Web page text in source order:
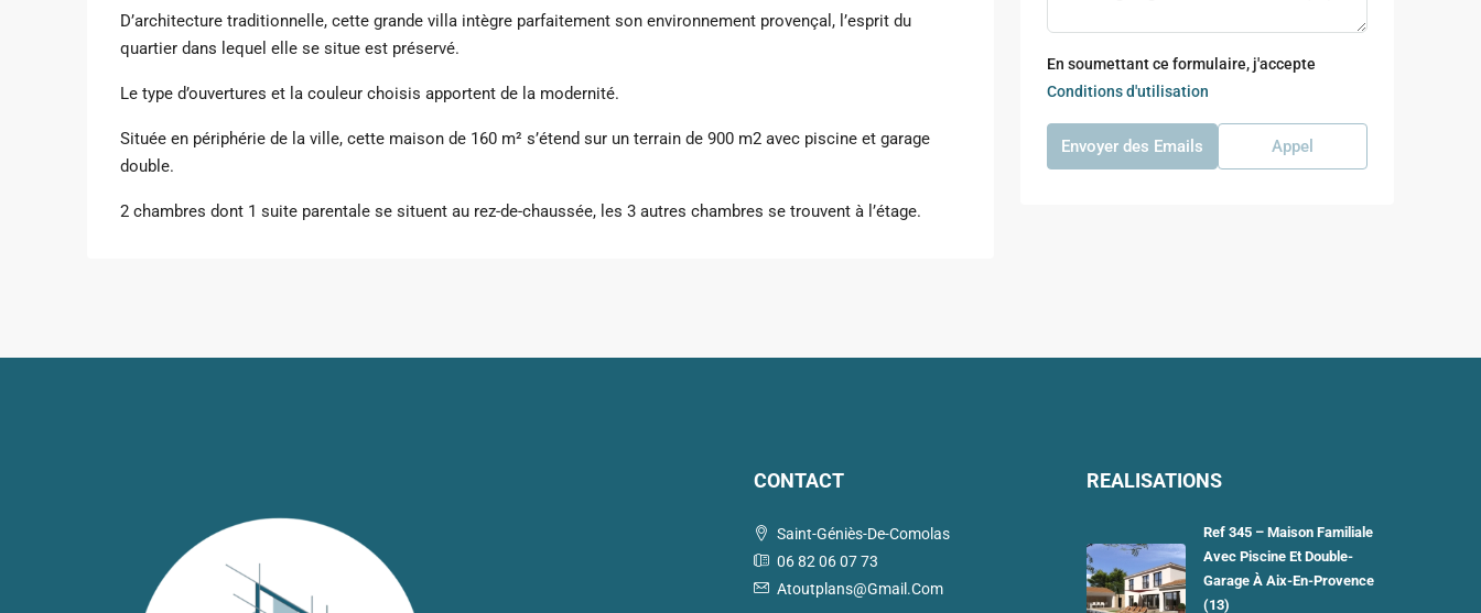
D’architecture traditionnelle, cette grande villa intègre parfaitement son environnement provençal, l’esprit du
quartier dans lequel elle se situe est préservé.
Le type d’ouvertures et la couleur choisis apportent de la modernité.
Située en périphérie de la ville, cette maison de 160 m² s’étend sur un terrain de 900 m2 avec piscine et garage
double.
2 chambres dont 1 suite parentale se situent au rez-de-chaussée, les 3 autres chambres se trouvent à l’étage.
En soumettant ce formulaire, j'accepte
Conditions d'utilisation
Envoyer des Emails Appel
CONTACT
Saint-Géniès-De-Comolas
06 82 06 07 73
Atoutplans@gmail.com
REALISATIONS
Ref 345 – Maison Familiale
Avec Piscine Et Double-
Garage À Aix-En-Provence
(13)